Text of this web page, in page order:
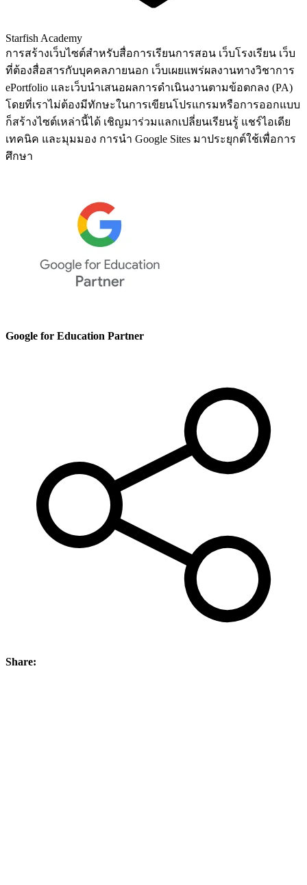
Starfish Academy
การสร้างเว็บไซต์สำหรับสื่อการเรียนการสอน เว็บโรงเรียน เว็บ
ที่ต้องสื่อสารกับบุคคลภายนอก เว็บเผยแพร่ผลงานทางวิชาการ
ePortfolio และเว็บนำเสนอผลการดำเนินงานตามข้อตกลง (PA)
โดยที่เราไม่ต้องมีทักษะในการเขียนโปรแกรมหรือการออกแบบ
ก็สร้างไซต์เหล่านี้ได้ เชิญมาร่วมแลกเปลี่ยนเรียนรู้ แชร์ไอเดีย
เทคนิค และมุมมอง การนำ Google Sites มาประยุกต์ใช้เพื่อการ
ศึกษา
Google for Education Partner
Share: